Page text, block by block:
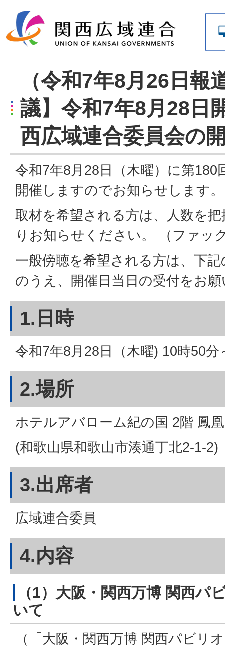
（令和7年8月26日報
議】令和7年8月28日
西広域連合委員会の
令和7年8月28日（木曜）に第180
開催しますのでお知らせします。
取材を希望される方は、人数を
りお知らせください。 （ファッ
一般傍聴を希望される方は、下
のうえ、開催日当日の受付をお
1.日時
令和7年8月28日（木曜) 10時50分
2.場所
ホテルアバローム紀の国 2階 鳳
(和歌山県和歌山市湊通丁北2-1-2)
3.出席者
広域連合委員
4.内容
（1）大阪・関西万博 関西パ
いて
（「大阪・関西万博 関西パビリ